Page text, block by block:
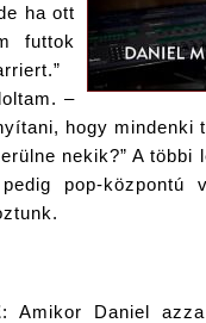
ha ott
futtok
–
hogy mindenki
nekik?” A többi
pop-központú
: Amikor Daniel